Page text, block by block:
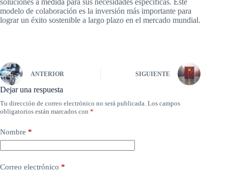
modelo de colaboración es la inversión más importante para
lograr un éxito sostenible a largo plazo en el mercado mundial.
ANTERIOR SIGUIENTE
Dejar una respuesta
Tu dirección de correo electrónico no será publicada. Los campos
obligatorios están marcados con *
Nombre *
Correo electrónico *